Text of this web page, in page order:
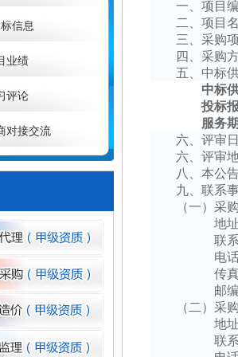
信息
业绩
评论
对接交流
一、项目
二、项目
三、采购
四、采购
五、中标
中标
投标
服务
六
评审
六、 评审
八
、本公
九 、联系
（一）采
地
联
电
传
邮
（二）采
地
联